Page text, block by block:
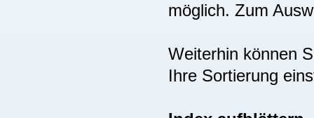
möglich. Zum
Weiterhin können
Ihre Sortierung